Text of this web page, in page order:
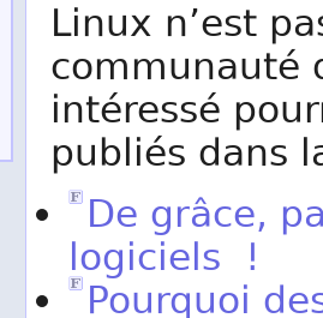
Linux n’est
communauté
intéressé
publiés dans
De grâce,
logiciels !
Pourquoi